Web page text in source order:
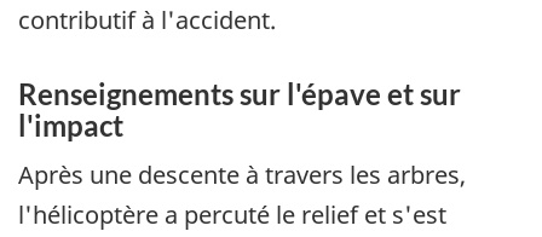
contributif à l'accident.
Renseignements sur l'épave et sur
l'impact
Après une descente à travers les arbres,
l'hélicoptère a percuté le relief et s'est